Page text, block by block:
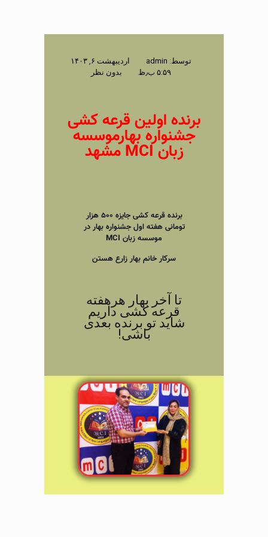
توسط: admin
اردیبهشت ۶, ۱۴۰۳
۵:۵۹ ب٫ظ
بدون نظر
برنده اولین قرعه کشی
جشنواره بهارموسسه
زبان MCI مشهد
برنده قرعه کشی جایزه ۵۰۰ هزار
تومانی هفته اول جشنواره بهار در
موسسه زبان MCI
سرکار خانم بهار زارع هستن
تا آخر بهار هرهفته
قرعه کشی داریم
شاید تو برنده بعدی
باشی!